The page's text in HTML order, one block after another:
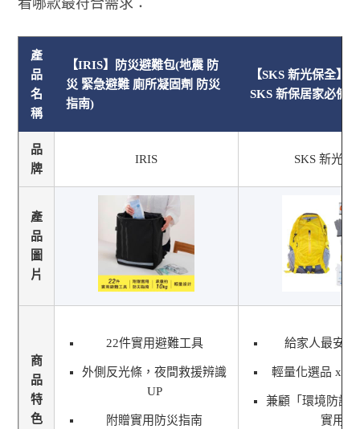
產
品
名
稱
【IRIS】防災避難包(地震 防
災 緊急避難 廁所凝固劑 防災
指南)
【SKS 新光保全】
SKS 新保居家必備
品
牌
IRIS SKS 新光保
產
品
圖
片
商
品
特
色
22件實用避難工具
外側反光條，夜間救援辨識
UP
附贈實用防災指南
給家人最安心
輕量化選品 x
兼顧「環境防護
實用」